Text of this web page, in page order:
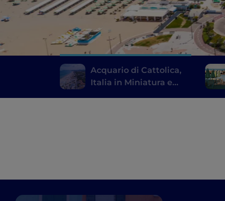
Acquario di Cattolica,
Italia in Miniatura e